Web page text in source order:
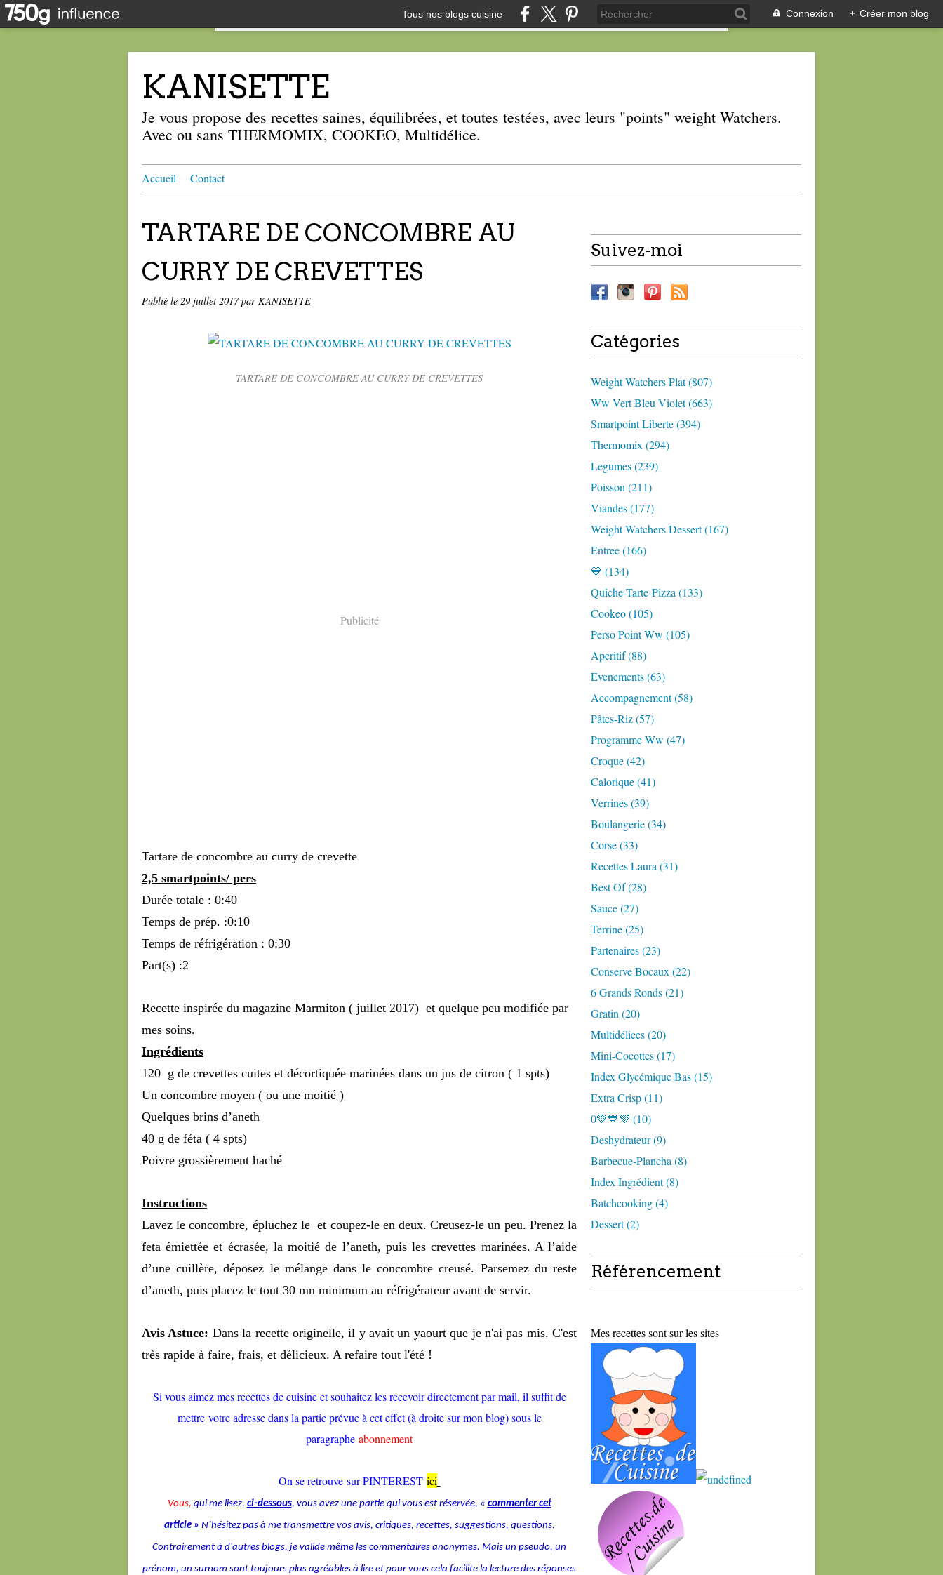
Tous nos blogs cuisine Connexion + Créer mon blog
KANISETTE
Je vous propose des recettes saines, équilibrées, et toutes testées, avec leurs "points" weight Watchers.
Avec ou sans THERMOMIX, COOKEO, Multidélice.
Accueil Contact
TARTARE DE CONCOMBRE AU
CURRY DE CREVETTES
Publié le 29 juillet 2017par KANISETTE
TARTARE DE CONCOMBRE AU CURRY DE CREVETTES
Publicité
Tartare de concombre au curry de crevette
2,5 smartpoints/ pers
Durée totale : 0:40
Temps de prép. :0:10
Temps de réfrigération : 0:30
Part(s) :2
Recette inspirée du magazine Marmiton ( juillet 2017) et quelque peu modifiée par
mes soins.
Ingrédients
120 g de crevettes cuites et décortiquée marinées dans un jus de citron ( 1 spts)
Un concombre moyen ( ou une moitié )
Quelques brins d’aneth
40 g de féta ( 4 spts)
Poivre grossièrement haché
Instructions
Lavez le concombre, épluchez le et coupez-le en deux. Creusez-le un peu. Prenez la
feta émiettée et écrasée, la moitié de l’aneth, puis les crevettes marinées. A l’aide
d’une cuillère, déposez le mélange dans le concombre creusé. Parsemez du reste
d’aneth, puis placez le tout 30 mn minimum au réfrigérateur avant de servir.
Avis Astuce: Dans la recette originelle, il y avait un yaourt que je n'ai pas mis. C'est
très rapide à faire, frais, et délicieux. A refaire tout l'été !
Si vous aimez mes recettes de cuisine et souhaitez les recevoir directement par mail, il suffit de
mettre votre adresse dans la partie prévue à cet effet (à droite sur mon blog) sous le
paragraphe abonnement
On se retrouve sur PINTEREST ici
Vous, qui me lisez, ci-dessous, vous avez une partie qui vous est réservée, « commenter cet
article » N’hésitez pas à me transmettre vos avis, critiques, recettes, suggestions, questions.
Contrairement à d'autres blogs, je valide même les commentaires anonymes. Mais un pseudo, un
prénom, un surnom sont toujours plus agréables à lire et pour vous cela facilite la lecture des réponses
Suivez-moi
Catégories
Weight Watchers Plat (807)
Ww Vert Bleu Violet (663)
Smartpoint Liberte (394)
Thermomix (294)
Legumes (239)
Poisson (211)
Viandes (177)
Weight Watchers Dessert (167)
Entree (166)
💙 (134)
Quiche-Tarte-Pizza (133)
Cookeo (105)
Perso Point Ww (105)
Aperitif (88)
Evenements (63)
Accompagnement (58)
Pâtes-Riz (57)
Programme Ww (47)
Croque (42)
Calorique (41)
Verrines (39)
Boulangerie (34)
Corse (33)
Recettes Laura (31)
Best Of (28)
Sauce (27)
Terrine (25)
Partenaires (23)
Conserve Bocaux (22)
6 Grands Ronds (21)
Gratin (20)
Multidélices (20)
Mini-Cocottes (17)
Index Glycémique Bas (15)
Extra Crisp (11)
0💚💙💜 (10)
Deshydrateur (9)
Barbecue-Plancha (8)
Index Ingrédient (8)
Batchcooking (4)
Dessert (2)
Référencement
Mes recettes sont sur les sites